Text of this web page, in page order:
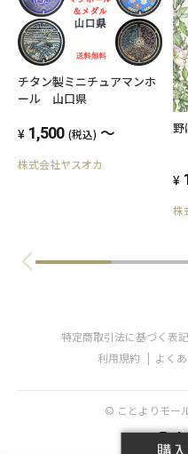
チタン製ミニチュアマンホ
ール 山口県
1,500 (税込) ～
株式会社ヤスオカ
野
株
特定商取引法に基づく表記
利用規約
よく
© ことよりモー